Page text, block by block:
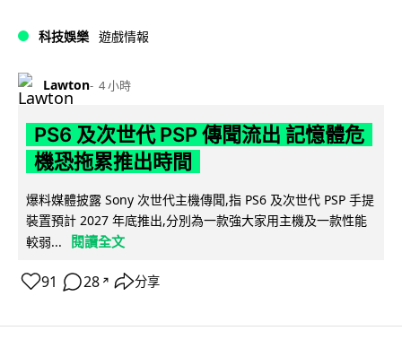
科技娛樂 遊戲情報
Lawton 4 小時
PS6 及次世代 PSP 傳聞流出 記憶體危
機恐拖累推出時間
爆料媒體披露 Sony 次世代主機傳聞,指 PS6 及次世代 PSP 手提
裝置預計 2027 年底推出,分別為一款強大家用主機及一款性能
較弱...
閱讀全文
91 28 ↗ 分享